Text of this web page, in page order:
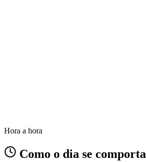
Hora a hora
Como o dia se comporta